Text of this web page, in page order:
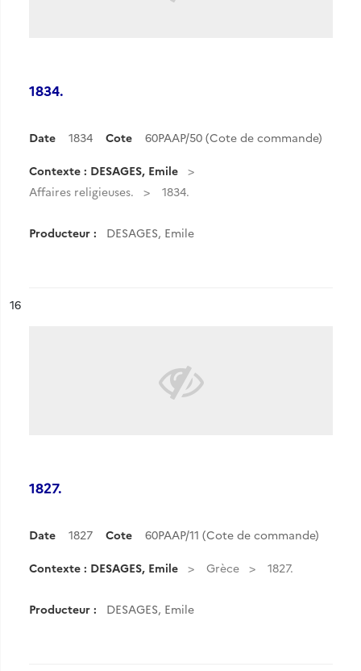
1834.
Date 1834 Cote 60PAAP/50 (Cote de commande)
Contexte : DESAGES, Emile
Affaires religieuses.
1834.
Producteur : DESAGES, Emile
n°
16
1827.
Date 1827 Cote 60PAAP/11 (Cote de commande)
Contexte : DESAGES, Emile Grèce 1827.
Producteur : DESAGES, Emile